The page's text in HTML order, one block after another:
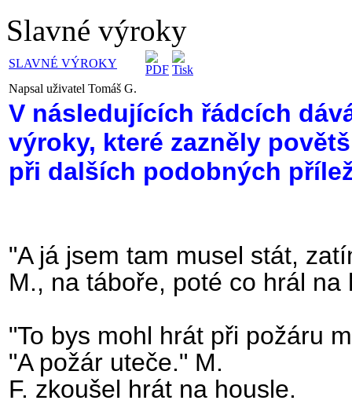
Slavné výroky
SLAVNÉ VÝROKY
Napsal uživatel Tomáš G.
V následujících řádcích
výroky, které zazněly
při dalších podobných
"A já jsem tam musel stát,
M., na táboře, poté co hrál
"To bys mohl hrát při požáru
"A požár uteče." M.
F. zkoušel hrát na housle.